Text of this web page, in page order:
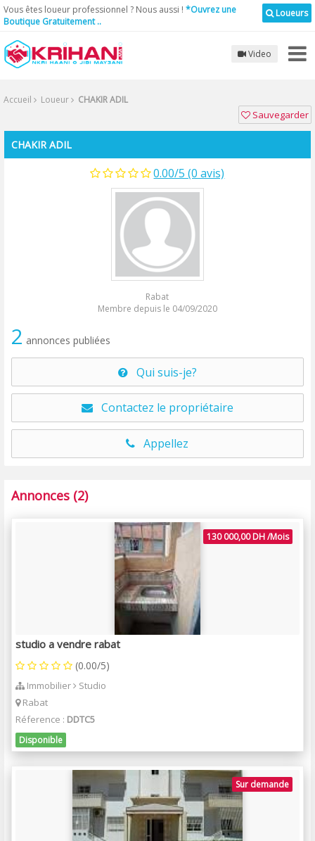
Loueurs
Vous êtes loueur professionnel ? Nous aussi ! *Ouvrez une
Boutique Gratuitement ..
Video
Accueil Loueur CHAKIR ADIL
Sauvegarder
CHAKIR ADIL
0.00/5 (0 avis)
Rabat
Membre depuis le 04/09/2020
2 annonces publiées
Qui suis-je?
Contactez le propriétaire
Appellez
Annonces (2)
130 000,00 DH /Mois
studio a vendre rabat
(0.00/5)
Immobilier Studio
Rabat
Réference : DDTC5
Disponible
Sur demande